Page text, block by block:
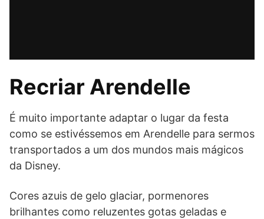
Recriar Arendelle
É muito importante adaptar o lugar da festa
como se estivéssemos em Arendelle para sermos
transportados a um dos mundos mais mágicos
da Disney.
Cores azuis de gelo glaciar, pormenores
brilhantes como reluzentes gotas geladas e